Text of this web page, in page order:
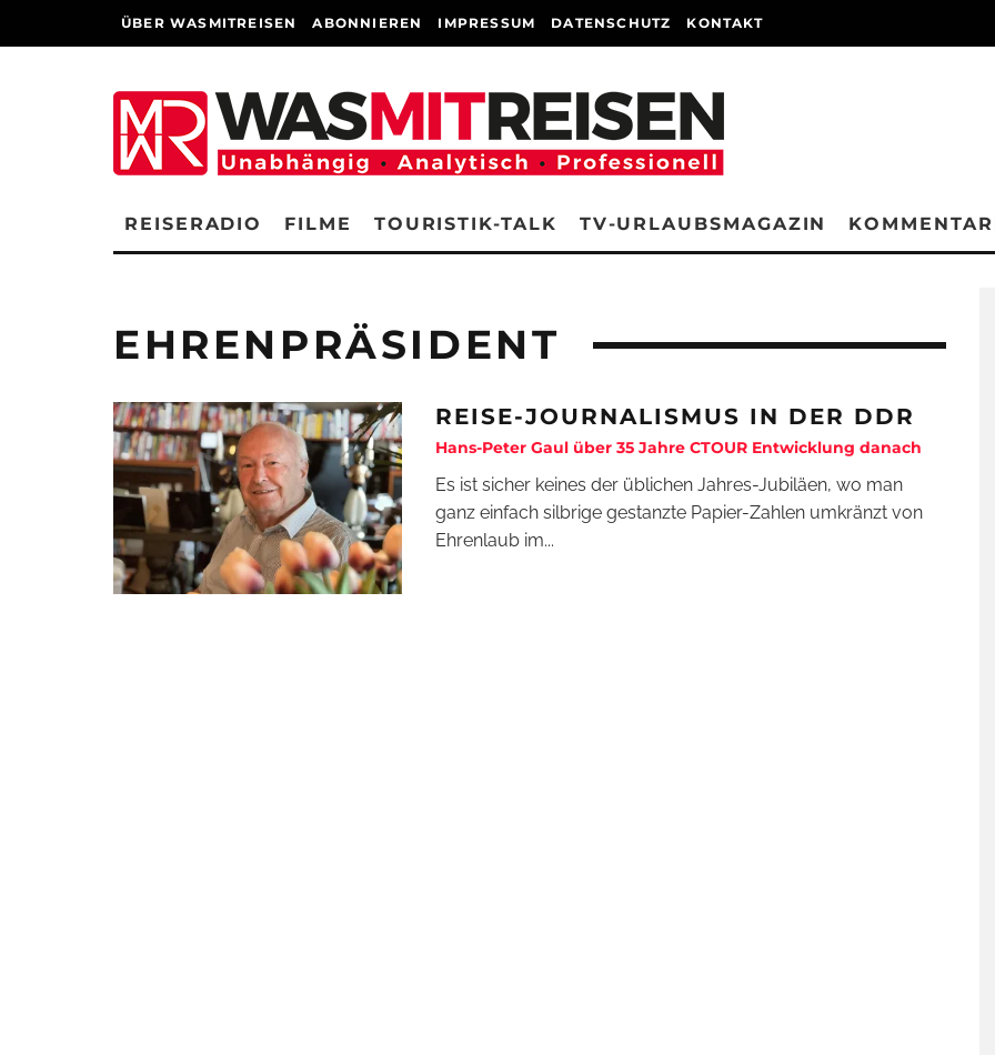
ÜBER WASMITREISEN ABONNIEREN IMPRESSUM DATENSCHUTZ KONTAKT
REISERADIO FILME TOURISTIK-TALK TV-URLAUBSMAGAZIN
EHRENPRÄSIDENT
REISE-JOURNALISMUS IN DER DDR
Hans-Peter Gaul über 35 Jahre CTOUR Entwicklung danach
Es ist sicher keines der üblichen Jahres-Jubiläen, wo man
ganz einfach silbrige gestanzte Papier-Zahlen umkränzt von
Ehrenlaub im...